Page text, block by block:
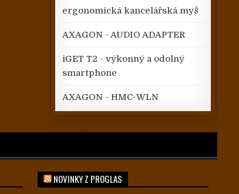
ergonomická kancelářská myš
AXAGON - AUDIO ADAPTER
iGET T2 - výkonný a odolný
smartphone
AXAGON - HMC-WLN
NOVINKY Z PROGLAS